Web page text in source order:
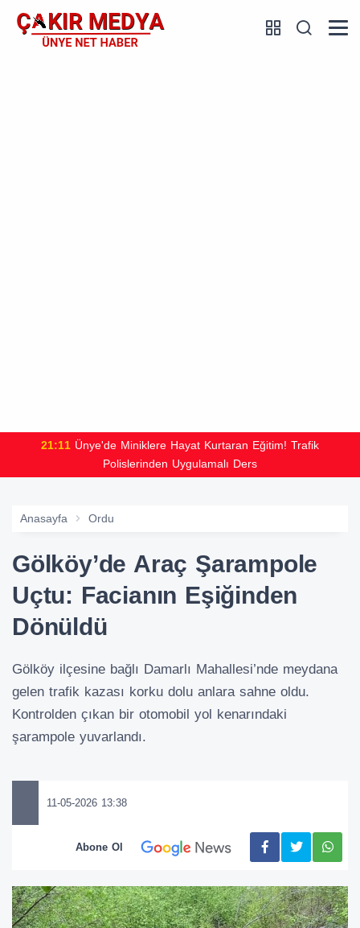
21:11
Polislerinden Uygulamalı Ders
Anasayfa Ordu
Gölköy’de Araç Şarampole
Uçtu: Facianın Eşiğinden
Dönüldü
Gölköy ilçesine bağlı Damarlı Mahallesi’nde meydana
gelen trafik kazası korku dolu anlara sahne oldu.
Kontrolden çıkan bir otomobil yol kenarındaki
şarampole yuvarlandı.
11-05-2026 13:38
Abone Ol